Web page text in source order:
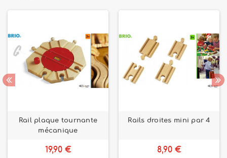
Rail plaque tournante
mécanique
19,90 €
Rails droites mini par 4
8,90 €